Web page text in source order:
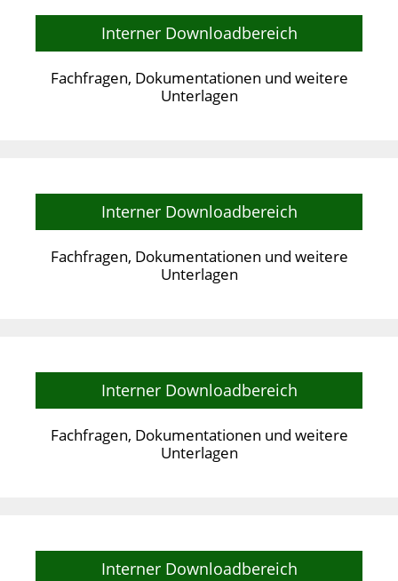
Interner Downloadbereich
Fachfragen, Dokumentationen und weitere
Unterlagen
Interner Downloadbereich
Fachfragen, Dokumentationen und weitere
Unterlagen
Interner Downloadbereich
Fachfragen, Dokumentationen und weitere
Unterlagen
Interner Downloadbereich